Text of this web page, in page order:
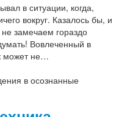
в ситуации, когда,
вокруг. Казалось бы, и
замечаем гораздо
Вовлеченный в
может не…